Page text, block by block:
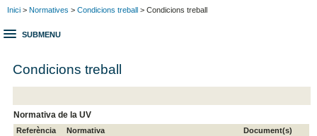
Inici > Normatives > Condicions treball > Condicions treball
SUBMENU
Condicions treball
Normativa de la UV
Referència Normativa
Document(s)